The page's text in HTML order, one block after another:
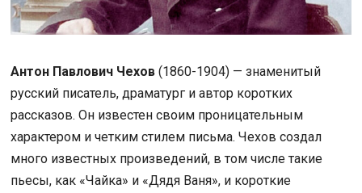
Антон Павлович Чехов(1860-1904) — знаменитый
русский писатель, драматург и автор коротких
рассказов. Он известен своим проницательным
характером и четким стилем письма. Чехов создал
много известных произведений, в том числе такие
пьесы, как «Чайка» и «Дядя Ваня», и короткие